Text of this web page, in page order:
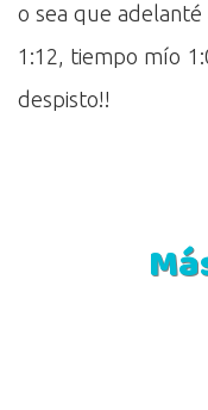
o sea que
1:12, tiempo mío
despisto!!